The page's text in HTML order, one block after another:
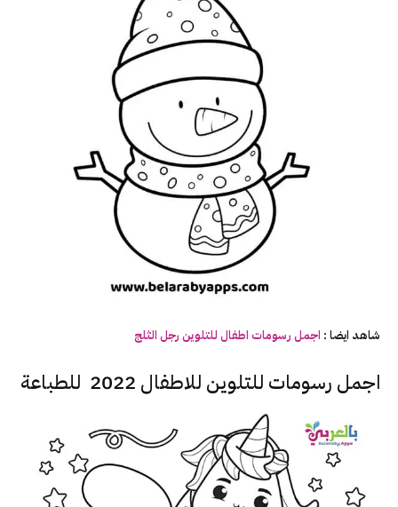
شاهد ايضا : اجمل رسومات اطفال للتلوين رجل الثلج
اجمل رسومات للتلوين للاطفال 2022 للطباعة